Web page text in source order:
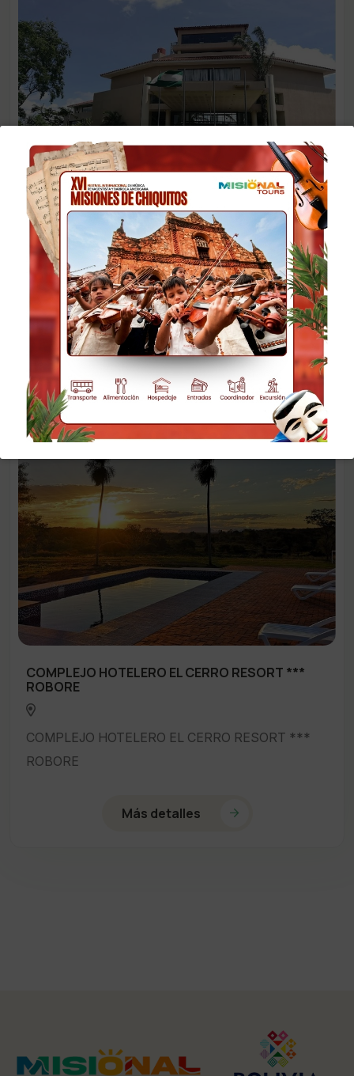
HOTEL LOS CEDROS 5***** SANTA CRUZ
HOTEL LOS CEDROS 5***** SANTA CRUZ
Más detalles
COMPLEJO HOTELERO EL CERRO RESORT ***
ROBORE
COMPLEJO HOTELERO EL CERRO RESORT ***
ROBORE
Más detalles